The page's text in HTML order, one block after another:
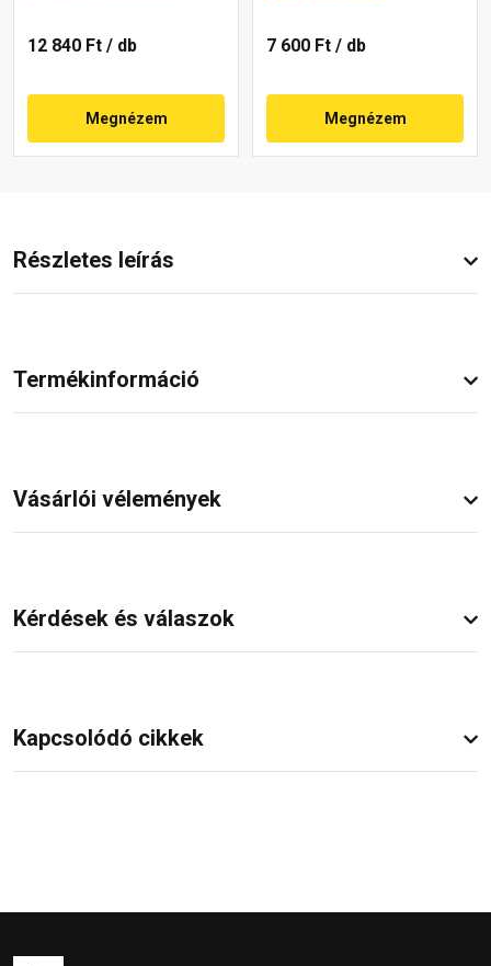
12 840 Ft / db
Megnézem
7 600 Ft / db
Megnézem
Részletes leírás
Termékinformáció
Vásárlói vélemények
Kérdések és válaszok
Kapcsolódó cikkek